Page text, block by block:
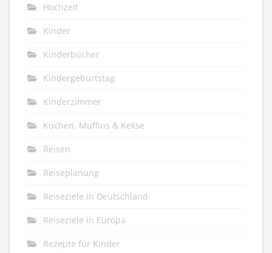
Hochzeit
Kinder
Kinderbücher
Kindergeburtstag
Kinderzimmer
Kuchen, Muffins & Kekse
Reisen
Reiseplanung
Reiseziele in Deutschland
Reiseziele in Europa
Rezepte für Kinder